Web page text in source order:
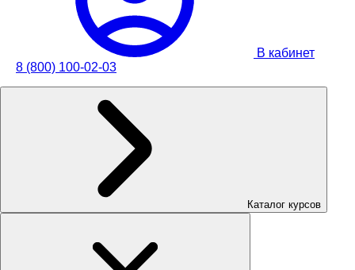
В кабинет
8 (800) 100-02-03
Каталог курсов